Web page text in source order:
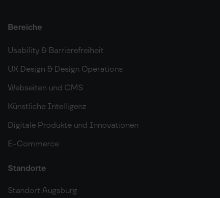
Bereiche
Usability & Barrierefreiheit
UX Design & Design Operations
Webseiten und CMS
Künstliche Intelligenz
Digitale Produkte und Innovationen
E-Commerce
Standorte
Standort Augsburg